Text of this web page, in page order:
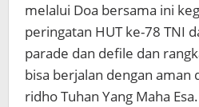
melalui Doa bersama ini
peringatan HUT ke-78 TNI
parade dan defile dan
bisa berjalan dengan aman
ridho Tuhan Yang Maha Esa.